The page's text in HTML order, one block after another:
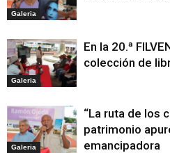
Galeria
Galeria
En la 20.ª
colección de
Galeria
“La ruta de los
patrimonio
emancipadora